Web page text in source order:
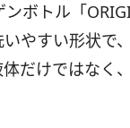
ボトル「
やすい形状で
だけではなく